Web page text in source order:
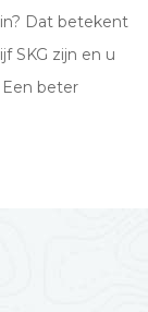
Dat betekent
SKG zijn en u
beter